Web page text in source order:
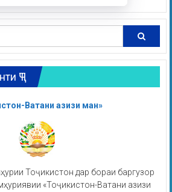
ҶТ
Ватани азизи ман»
Тоҷикистон дар бораи баргузор
«Тоҷикистон-Ватани азизи